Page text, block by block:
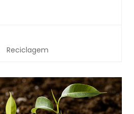
Reciclagem